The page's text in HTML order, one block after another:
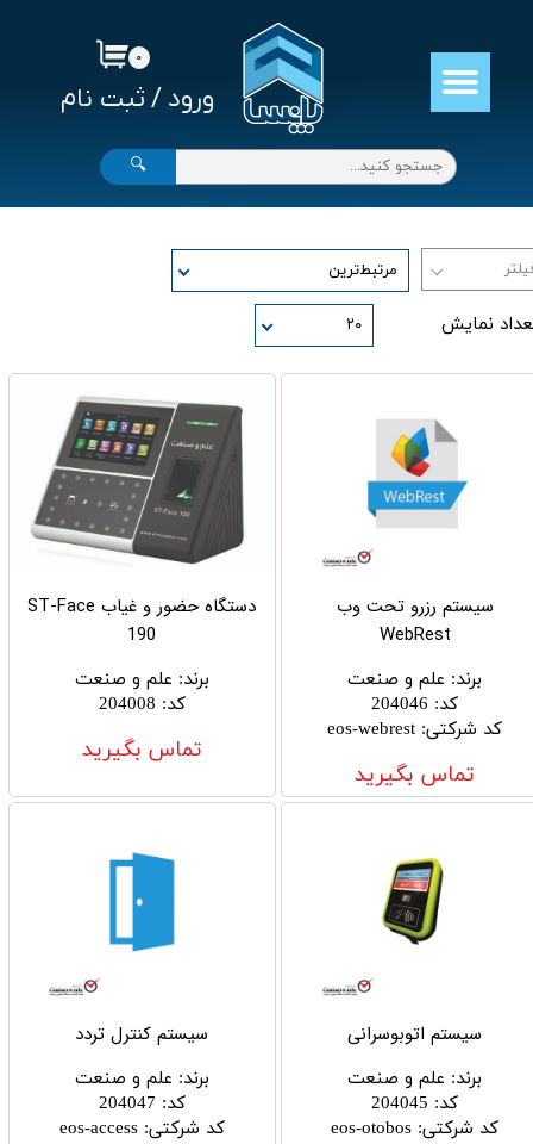
ورود / ثبت نام
حساب کاربری من
تغییر گذر واژه
سفارشات
خروج از حساب کاربری
۰
🔍
مرتبط‌ترین
نمایش ۲۰
سیستم رزرو تحت وب
WebRest
برند: علم و صنعت
کد:
204046
کد شرکتی:
eos-webrest
تماس بگیرید
دستگاه حضور و غیاب ST-Face
190
برند: علم و صنعت
کد:
204008
تماس بگیرید
سیستم اتوبوسرانی
برند: علم و صنعت
کد:
204045
کد شرکتی:
eos-otobos
سیستم کنترل تردد
برند: علم و صنعت
کد:
204047
کد شرکتی:
eos-access